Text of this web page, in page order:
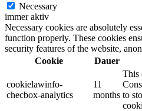
Necessary
immer aktiv
Necessary cookies are absolutely
function properly. These cookies
security features of the website,
Cookie
Dauer
cookielawinfo-
checbox-analytics
11
months
This
to